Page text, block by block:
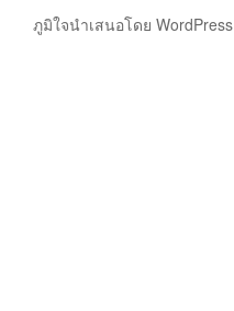
ภูมิใจนำเสนอโดย WordPress